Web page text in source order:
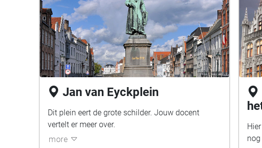
Jan van Eyckplein
Dit plein eert de grote schilder. Jouw docent
vertelt er meer over.
more